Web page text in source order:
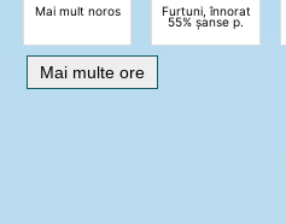
Mai mult noros Furtuni, înnorat
55% șanse p.
Mai multe ore